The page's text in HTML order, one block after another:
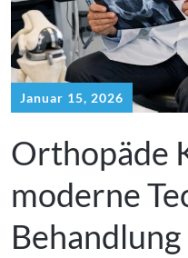
Januar 15, 2026
Orthopäde
moderne